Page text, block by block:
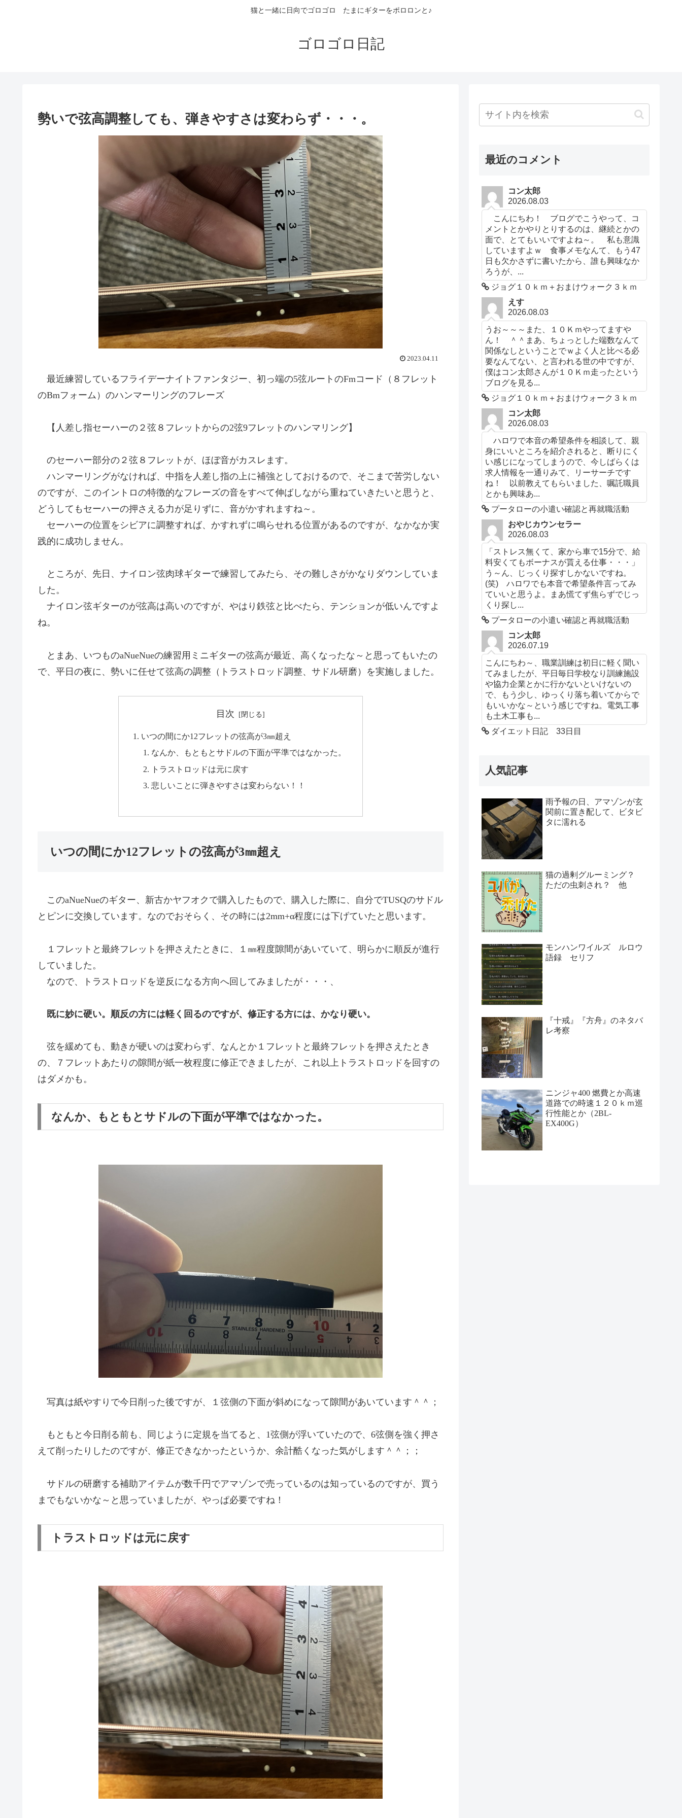
猫と一緒に日向でゴロゴロ たまにギターをポロロンと♪
ゴロゴロ日記
勢いで弦高調整しても、弾きやすさは変わらず・・・。
2023.04.11
最近練習しているフライデーナイトファンタジー、初っ端の5弦ルートのFmコード（８フレット
のBmフォーム）のハンマーリングのフレーズ
【人差し指セーハーの２弦８フレットからの2弦9フレットのハンマリング】
のセーハー部分の２弦８フレットが、ほぼ音がカスレます。
ハンマーリングがなければ、中指を人差し指の上に補強としておけるので、そこまで苦労しない
のですが、このイントロの特徴的なフレーズの音をすべて伸ばしながら重ねていきたいと思うと、
どうしてもセーハーの押さえる力が足りずに、音がかすれますね～。
セーハーの位置をシビアに調整すれば、かすれずに鳴らせれる位置があるのですが、なかなか実
践的に成功しません。
ところが、先日、ナイロン弦肉球ギターで練習してみたら、その難しさがかなりダウンしていま
した。
ナイロン弦ギターのが弦高は高いのですが、やはり鉄弦と比べたら、テンションが低いんですよ
ね。
とまあ、いつものaNueNueの練習用ミニギターの弦高が最近、高くなったな～と思ってもいたの
で、平日の夜に、勢いに任せて弦高の調整（トラストロッド調整、サドル研磨）を実施しました。
目次
いつの間にか12フレットの弦高が3㎜超え
なんか、もともとサドルの下面が平準ではなかった。
トラストロッドは元に戻す
悲しいことに弾きやすさは変わらない！！
いつの間にか12フレットの弦高が3㎜超え
このaNueNueのギター、新古かヤフオクで購入したもので、購入した際に、自分でTUSQのサドル
とピンに交換しています。なのでおそらく、その時には2mm+α程度には下げていたと思います。
１フレットと最終フレットを押さえたときに、１㎜程度隙間があいていて、明らかに順反が進行
していました。
なので、トラストロッドを逆反になる方向へ回してみましたが・・・、
既に妙に硬い。順反の方には軽く回るのですが、修正する方には、かなり硬い。
弦を緩めても、動きが硬いのは変わらず、なんとか１フレットと最終フレットを押さえたとき
の、７フレットあたりの隙間が紙一枚程度に修正できましたが、これ以上トラストロッドを回すの
はダメかも。
なんか、もともとサドルの下面が平準ではなかった。
写真は紙やすりで今日削った後ですが、１弦側の下面が斜めになって隙間があいています＾＾；
もともと今日削る前も、同じように定規を当てると、1弦側が浮いていたので、6弦側を強く押さ
えて削ったりしたのですが、修正できなかったというか、余計酷くなった気がします＾＾；；
サドルの研磨する補助アイテムが数千円でアマゾンで売っているのは知っているのですが、買う
までもないかな～と思っていましたが、やっぱ必要ですね！
トラストロッドは元に戻す
最近のコメント
コン太郎
2026.08.03
こんにちわ！ ブログでこうやって、コ
メントとかやりとりするのは、継続とかの
面で、とてもいいですよね～。 私も意識
していますよｗ 食事メモなんて、もう47
日も欠かさずに書いたから、誰も興味なか
ろうが、...
ジョグ１０ｋｍ＋おまけウォーク３ｋｍ
えす
2026.08.03
うお～～～また、１０Ｋｍやってますや
ん！ ＾＾まあ、ちょっとした端数なんて
関係なしということでｗよく人と比べる必
要なんてない、と言われる世の中ですが、
僕はコン太郎さんが１０Ｋｍ走ったという
ブログを見る...
ジョグ１０ｋｍ＋おまけウォーク３ｋｍ
コン太郎
2026.08.03
ハロワで本音の希望条件を相談して、親
身にいいところを紹介されると、断りにく
い感じになってしまうので、今しばらくは
求人情報を一通りみて、リーサーチです
ね！ 以前教えてもらいました、嘱託職員
とかも興味あ...
プータローの小遣い確認と再就職活動
おやじカウンセラー
2026.08.03
「ストレス無くて、家から車で15分で、給
料安くてもボーナスが貰える仕事・・・」
う～ん、じっくり探すしかないですね。
(笑) ハロワでも本音で希望条件言ってみ
ていいと思うよ。まあ慌てず焦らずでじっ
くり探し...
プータローの小遣い確認と再就職活動
コン太郎
2026.07.19
こんにちわ～、職業訓練は初日に軽く聞い
てみましたが、平日毎日学校なり訓練施設
や協力企業とかに行かないといけないの
で、もう少し、ゆっくり落ち着いてからで
もいいかな～という感じですね。電気工事
も土木工事も...
ダイエット日記 33日目
人気記事
雨予報の日、アマゾンが玄
関前に置き配して、ビタビ
タに濡れる
猫の過剰グルーミング？
ただの虫刺され？ 他
モンハンワイルズ ルロウ
語録 セリフ
『十戒』『方舟』のネタバ
レ考察
ニンジャ400 燃費とか高速
道路での時速１２０ｋｍ巡
行性能とか（2BL-
EX400G）